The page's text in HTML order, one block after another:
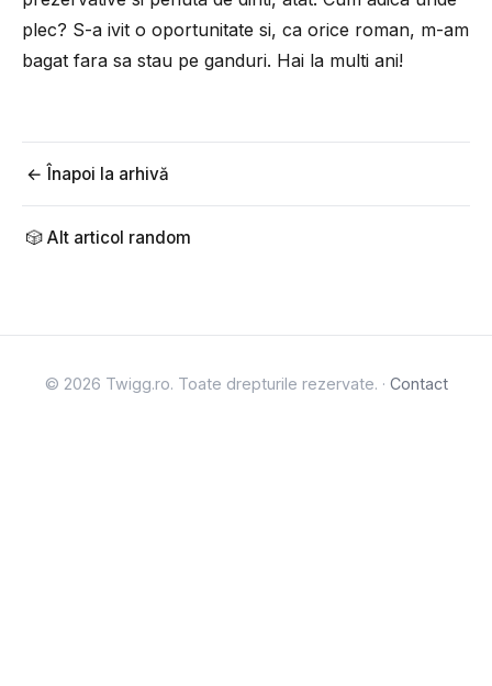
plec? S-a ivit o oportunitate si, ca orice roman, m-am
bagat fara sa stau pe ganduri. Hai la multi ani!
← Înapoi la arhivă
🎲 Alt articol random
© 2026 Twigg.ro. Toate drepturile rezervate. · Contact